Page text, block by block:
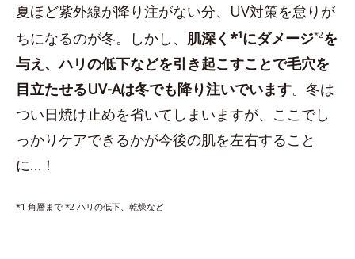
夏ほど紫外線が降り注がない分、UV対策を怠りが
ちになるのが冬。しかし、 肌深く*¹にダメージ*2を
与え、ハリの低下などを引き起こすことで毛穴を
目立たせるUV-Aは冬でも降り注いでいます。冬は
つい日焼け止めを省いてしまいますが、ここでし
っかりケアできるかが今後の肌を左右すること
に…！
*1 角層まで *2 ハリの低下、乾燥など